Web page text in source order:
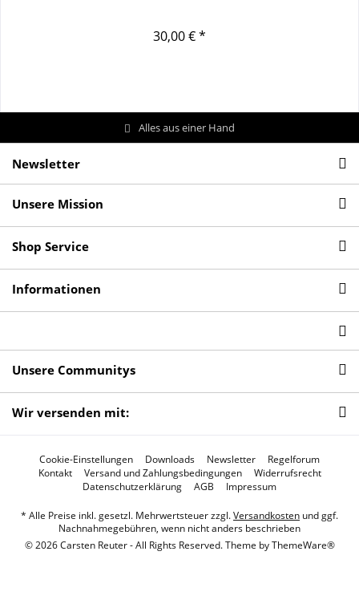
30,00 € *
Alles aus einer Hand
Newsletter
Unsere Mission
Shop Service
Informationen
Unsere Communitys
Wir versenden mit:
Cookie-Einstellungen Downloads Newsletter
Regelforum
Kontakt
Versand und Zahlungsbedingungen
Widerrufsrecht
Datenschutzerklärung
AGB Impressum
* Alle Preise inkl. gesetzl. Mehrwertsteuer zzgl.Versandkosten und ggf.
Nachnahmegebühren, wenn nicht anders beschrieben
© 2026 Carsten Reuter - All Rights Reserved. Theme byThemeWare®